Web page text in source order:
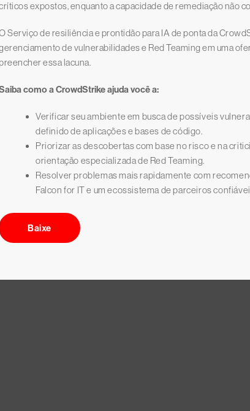
expostos, enquanto a capacidade de remediação não
Serviço de resiliência e prontidão para IA de ponta da
de vulnerabilidades e Red Teaming em uma
essa lacuna.
como a CrowdStrike ajuda você a:
Verificar seu ambiente em busca de possíveis
definido de aplicações e bases de código.
Priorizar as descobertas com base no risco e na
orientação especializada de Red Teaming.
Resolver problemas mais rapidamente com
Falcon for IT e um ecossistema de parceiros
Baixe